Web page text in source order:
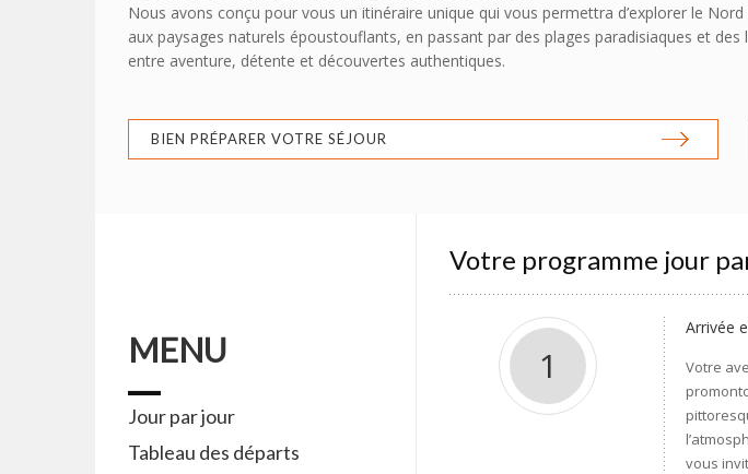
Nous avons conçu pour vous un itinéraire unique qui vous permettra d’explorer le
aux paysages naturels époustouflants, en passant par des plages paradisiaques et
entre aventure, détente et découvertes authentiques.
BIEN PRÉPARER VOTRE SÉJOUR
MENU
Jour par jour
Tableau des départs
Votre programme jour
1
Arrivée
Votre
vous